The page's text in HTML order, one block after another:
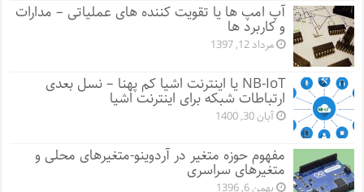
آپ امپ ها یا تقویت کننده های عملیاتی – مدارات
و کاربرد ها
مرداد 12, 1397
NB-IoT یا اینترنت اشیا کم پهنا – نسل بعدی
ارتباطات شبکه برای اینترنت اشیا
آبان 30, 1400
مفهوم حوزه متغیر در آردوینو-متغیرهای محلی و
متغیرهای سراسری